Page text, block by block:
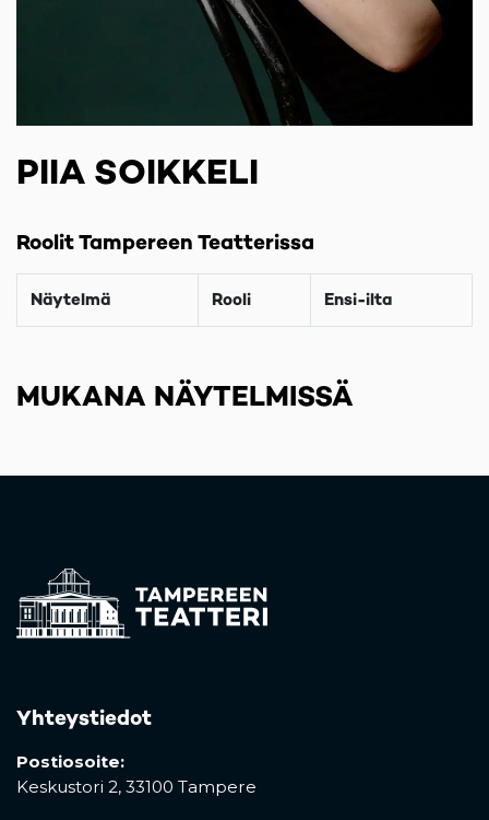
PIIA SOIKKELI
Roolit Tampereen Teatterissa
Näytelmä Rooli Ensi-ilta
MUKANA NÄYTELMISSÄ
Yhteystiedot
Postiosoite:
Keskustori 2, 33100 Tampere